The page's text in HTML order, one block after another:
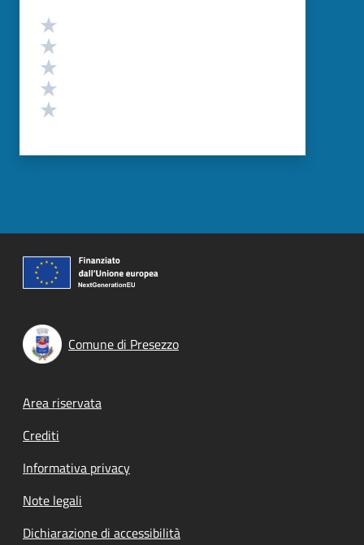
Valutazione
Comune di Presezzo
Footer menu
Area riservata
Crediti
Informativa privacy
Note legali
Dichiarazione di accessibilità